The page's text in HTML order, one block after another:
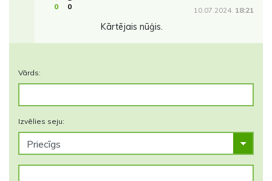
0 0 10.07.2024. 18:21
Kārtējais nūģis.
Vārds:
Izvēlies seju: